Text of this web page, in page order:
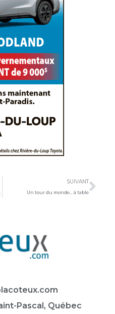
SUIVANT
Un tour du monde… à table
Pascal, Québec